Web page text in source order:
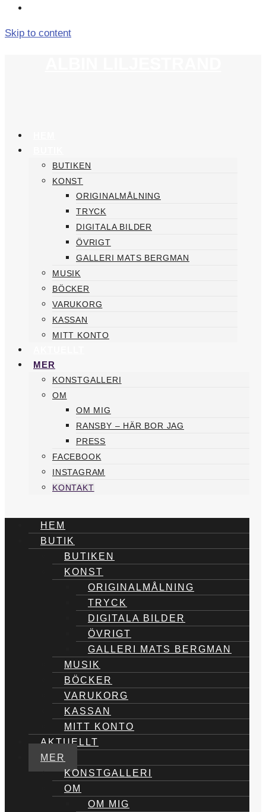
Skip to content
BUTIKEN
KONST
ORIGINALMÅLNING
TRYCK
DIGITALA BILDER
ÖVRIGT
GALLERI MATS BERGMAN
MUSIK
BÖCKER
VARUKORG
KASSAN
MITT KONTO
MER
KONSTGALLERI
OM
OM MIG
RANSBY – HÄR BOR JAG
PRESS
FACEBOOK
INSTAGRAM
KONTAKT
HEM
BUTIK
BUTIKEN
KONST
ORIGINALMÅLNING
TRYCK
DIGITALA BILDER
ÖVRIGT
GALLERI MATS BERGMAN
MUSIK
BÖCKER
VARUKORG
KASSAN
MITT KONTO
AKTUELLT
MER
KONSTGALLERI
OM
OM MIG